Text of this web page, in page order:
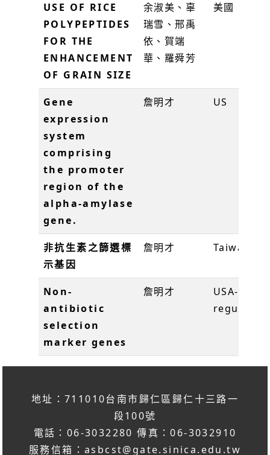
USE OF RICE
POLYPEPTIDES
FOR THE
ENHANCEMENT
OF GRAIN SIZE
余淑美、辜
瑞雪、邢禹
依、賀端
華、羅舜芳
美國
Gene
expression
system
comprising
the promoter
region of the
alpha-amylase
gene.
詹明才 US
非抗生素之篩選標
示基因
詹明才 Taiwan
Non-
antibiotic
selection
marker genes
詹明才
USA-
regular
地址：711010台南市歸仁區歸仁十三路一
段100號
電話：06-3032280 傳真：06-3032910
服務信箱： asbcst@gate.sinica.edu.tw